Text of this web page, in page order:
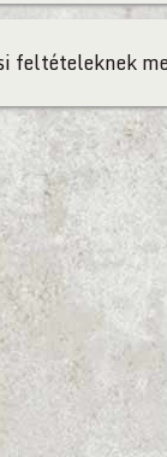
feltételeknek